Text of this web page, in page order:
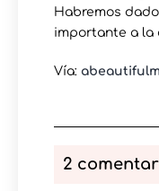
Habremos
importante a la
Vía:
2